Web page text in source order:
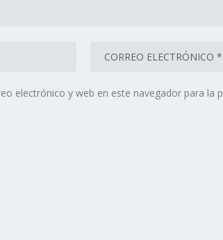
electrónico y web en este navegador para la